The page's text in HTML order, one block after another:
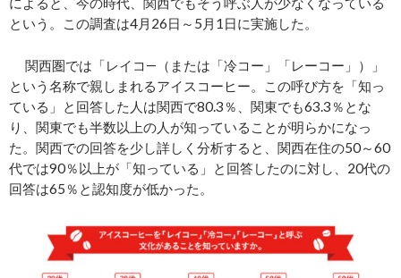
という。この調査は4月26日～5月1日に実施した。
関西圏では「レイコ―（または「冷コー」「レーコー」）」
という名称で親しまれるアイスコーヒー。この呼び方を「知っ
ている」と回答した人は関西で80.3％、関東でも63.3％とな
り、関東でも半数以上の人が知っていることが明らかになっ
た。関西での回答を少し詳しく分析すると、関西在住の50～60
代では90％以上が「知っている」と回答したのに対し、20代の
回答は65％と認知度が低かった。